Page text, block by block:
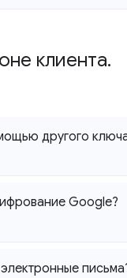
клиента.
другого
Google?